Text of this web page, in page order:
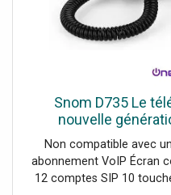
Snom D735 Le
nouvelle
Non compatible avec
abonnement VoIP Écran
12 comptes SIP 10